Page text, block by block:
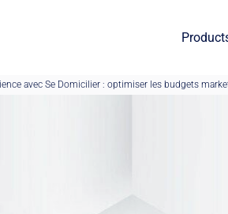
avec Se Domicilier : optimiser les budgets